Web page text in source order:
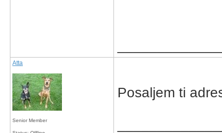
Atta
Senior Member
Posaljem ti